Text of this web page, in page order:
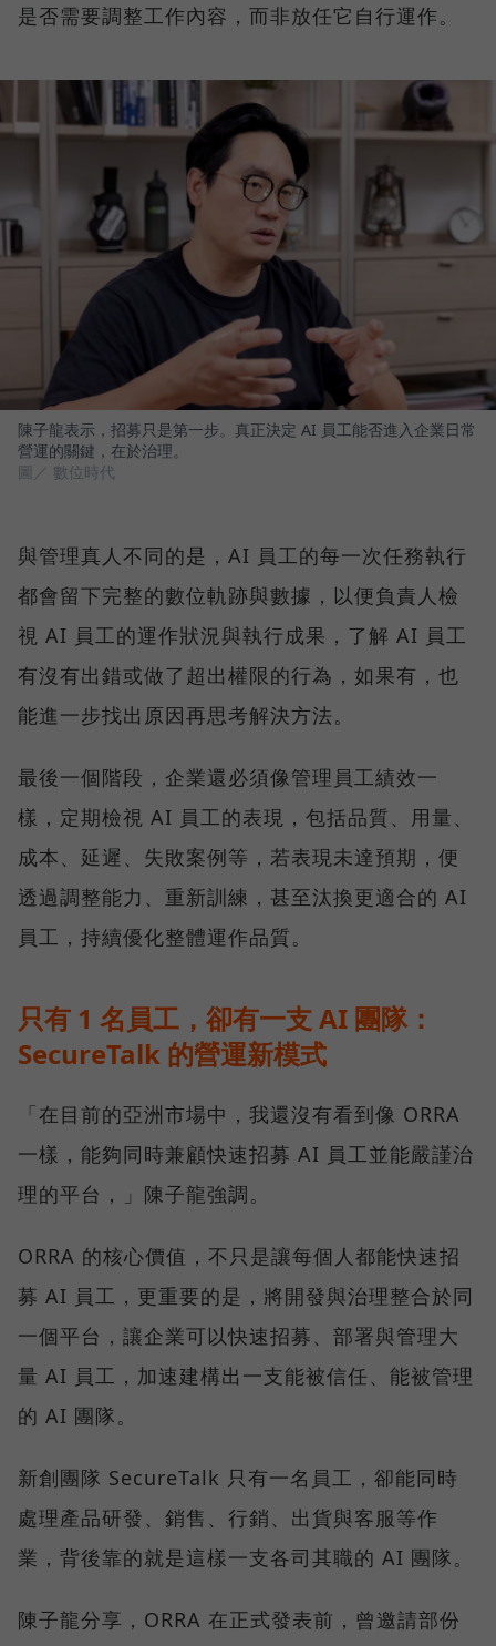
是否需要調整工作內容，而非放任它自行運作。
陳子龍表示，招募只是第一步。真正決定 AI 員工能否進入企業日常
營運的關鍵，在於治理。
圖／ 數位時代
與管理真人不同的是，AI 員工的每一次任務執行
都會留下完整的數位軌跡與數據，以便負責人檢
視 AI 員工的運作狀況與執行成果，了解 AI 員工
有沒有出錯或做了超出權限的行為，如果有，也
能進一步找出原因再思考解決方法。
最後一個階段，企業還必須像管理員工績效一
樣，定期檢視 AI 員工的表現，包括品質、用量、
成本、延遲、失敗案例等，若表現未達預期，便
透過調整能力、重新訓練，甚至汰換更適合的 AI
員工，持續優化整體運作品質。
只有 1 名員工，卻有一支 AI 團隊：
SecureTalk 的營運新模式
「在目前的亞洲市場中，我還沒有看到像 ORRA
一樣，能夠同時兼顧快速招募 AI 員工並能嚴謹治
理的平台，」陳子龍強調。
ORRA 的核心價值，不只是讓每個人都能快速招
募 AI 員工，更重要的是，將開發與治理整合於同
一個平台，讓企業可以快速招募、部署與管理大
量 AI 員工，加速建構出一支能被信任、能被管理
的 AI 團隊。
新創團隊 SecureTalk 只有一名員工，卻能同時
處理產品研發、銷售、行銷、出貨與客服等作
業，背後靠的就是這樣一支各司其職的 AI 團隊。
陳子龍分享，ORRA 在正式發表前，曾邀請部份